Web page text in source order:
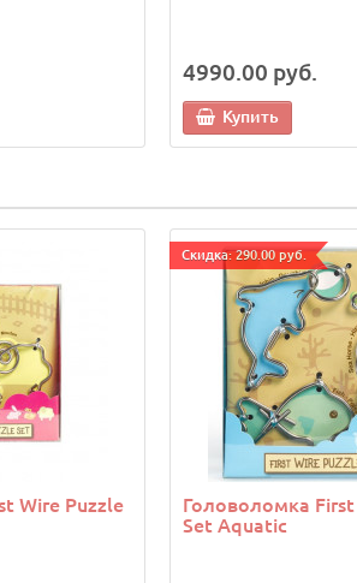
4990.00 руб.
Купить
Wire Puzzle
Cкидка: 290.00 руб.
Головоломка
Set Aquatic